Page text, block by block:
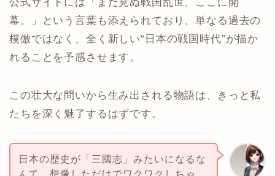
幕。」という言葉も添えられており、単なる過去の
模倣ではなく、全く新しい“日本の戦国時代”が描か
れることを予感させます。
この壮大な問いから生み出される物語は、きっと私
たちを深く魅了するはずです。
日本の歴史が「三國志」みたいになるな
んて、想像しただけでワクワクしちゃ